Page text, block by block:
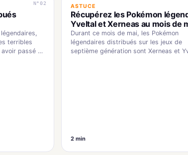
N°02
terribles
passé un
ASTUCE
Récupérez les Pokémon
Yveltal et Xerneas au mois de
Durant ce mois de mai, les Pokémon
légendaires distribués sur les jeux de
septième génération sont Xerneas et
2 min